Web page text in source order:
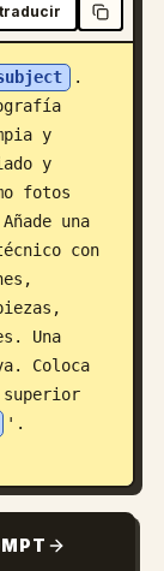
.
y
y
fotos
una
con
Una
Coloca
superior
'.